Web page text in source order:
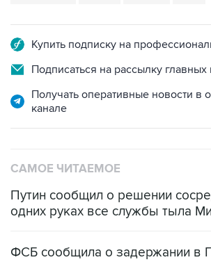
Купить подписку на
Подписаться на рассылку главных
Получать оперативные новости в
канале
САМОЕ ЧИТАЕМОЕ
Путин сообщил о решении
одних руках все службы тыла
ФСБ сообщила о задержании в